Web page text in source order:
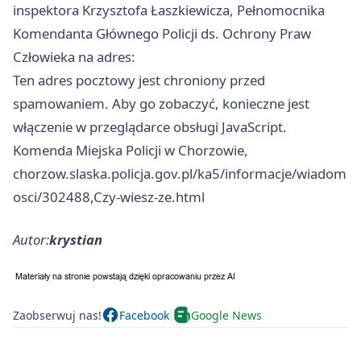
inspektora Krzysztofa Łaszkiewicza, Pełnomocnika
Komendanta Głównego Policji ds. Ochrony Praw
Człowieka na adres:
Ten adres pocztowy jest chroniony przed
spamowaniem. Aby go zobaczyć, konieczne jest
włączenie w przeglądarce obsługi JavaScript.
Komenda Miejska Policji w Chorzowie,
chorzow.slaska.policja.gov.pl/ka5/informacje/wiadom
osci/302488,Czy-wiesz-ze.html
Autor:krystian
Zaobserwuj nas! Facebook Google News